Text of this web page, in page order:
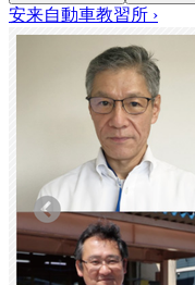
安来自動車教習所 ›